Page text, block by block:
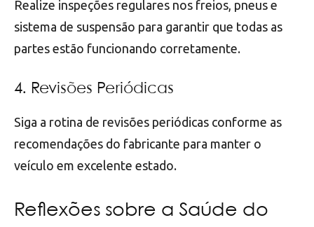
Realize inspeções regulares nos freios, pneus e
sistema de suspensão para garantir que todas as
partes estão funcionando corretamente.
4. Revisões Periódicas
Siga a rotina de revisões periódicas conforme as
recomendações do fabricante para manter o
veículo em excelente estado.
Reflexões sobre a Saúde do